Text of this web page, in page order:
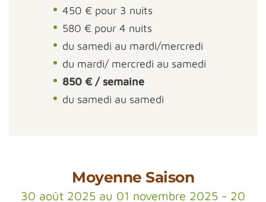
450 € pour 3 nuits
580 € pour 4 nuits
du samedi au mardi/mercredi
du mardi/ mercredi au samedi
850 € / semaine
du samedi au samedi
Moyenne Saison
30 août 2025 au 01 novembre 2025 - 20